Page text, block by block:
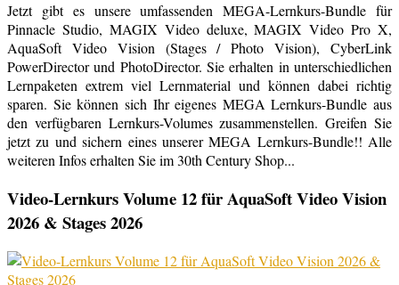
Jetzt gibt es unsere umfassenden MEGA-Lernkurs-Bundle für
Pinnacle Studio, MAGIX Video deluxe, MAGIX Video Pro X,
AquaSoft Video Vision (Stages / Photo Vision), CyberLink
PowerDirector und PhotoDirector. Sie erhalten in unterschiedlichen
Lernpaketen extrem viel Lernmaterial und können dabei richtig
sparen. Sie können sich Ihr eigenes MEGA Lernkurs-Bundle aus
den verfügbaren Lernkurs-Volumes zusammenstellen. Greifen Sie
jetzt zu und sichern eines unserer MEGA Lernkurs-Bundle!! Alle
weiteren Infos erhalten Sie im 30th Century Shop...
Video-Lernkurs Volume 12 für AquaSoft Video Vision
2026 & Stages 2026